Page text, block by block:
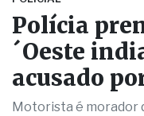
Polícia
´Oeste
acusado
Motorista é morador